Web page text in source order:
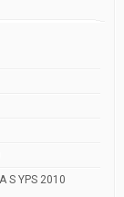
S YPS 2010